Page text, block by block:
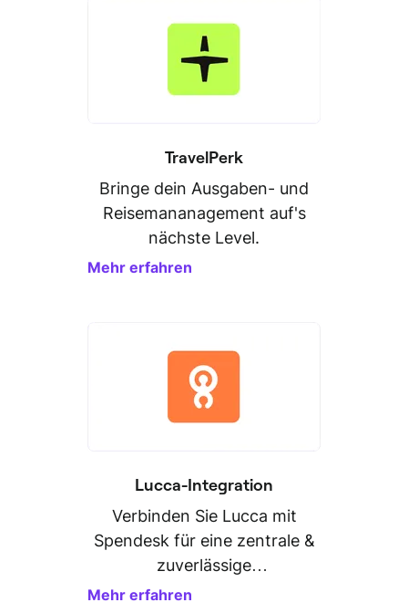
TravelPerk
Bringe dein Ausgaben- und
Reisemananagement auf's
nächste Level.
Mehr erfahren
Lucca-Integration
Verbinden Sie Lucca mit
Spendesk für eine zentrale &
zuverlässige
Personaldatenverwaltung."
Mehr erfahren